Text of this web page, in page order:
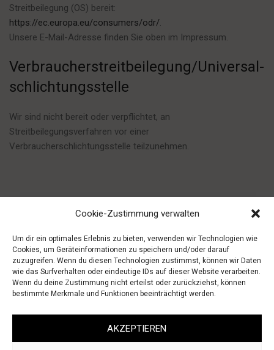
Cookie-Zustimmung verwalten
Um dir ein optimales Erlebnis zu bieten, verwenden wir Technologien wie
Cookies, um Geräteinformationen zu speichern und/oder darauf
zuzugreifen. Wenn du diesen Technologien zustimmst, können wir Daten
wie das Surfverhalten oder eindeutige IDs auf dieser Website verarbeiten.
Wenn du deine Zustimmung nicht erteilst oder zurückziehst, können
bestimmte Merkmale und Funktionen beeinträchtigt werden.
AKZEPTIEREN
Streitbeilegung (OS) bereit:
https://ec.europa.eu/consumers/odr/.
Unsere E-Mail-Adresse finden Sie oben im Impressum.
Verbraucher­streit­beilegung/Universal­
schlichtungs­stelle
Wir sind nicht bereit oder verpflichtet, an
Streitbeilegungsverfahren vor einer
Verbraucherschlichtungsstelle teilzunehmen.